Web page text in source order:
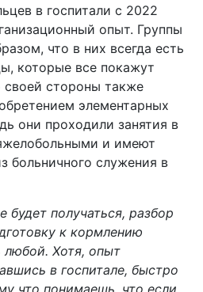
в госпитали с 2022
опыт. Группы
что в них всегда есть
которые все покажут
стороны также
элементарных
они проходили занятия в
и имеют
больничного служения в
будет получаться, разбор
к кормлению
Хотя, опыт
в госпитале, быстро
что понимаешь, что если